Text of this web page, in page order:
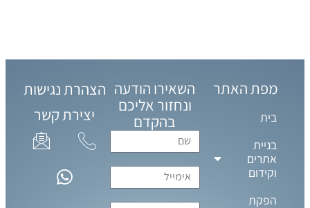
מפת האתר
בית
בניית
אתרים
וקידום
הפקת
השאירו הודעה
ונחזור אליכם
בהקדם
הצהרת נגישות
יצירת קשר